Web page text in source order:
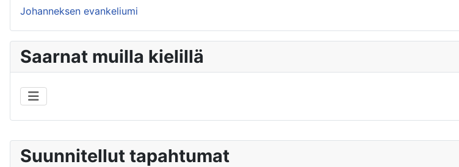
Suunnitellut tapahtumat
Johanneksen evankeliumi
Saarnat muilla kielillä